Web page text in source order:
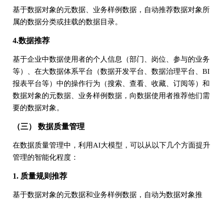
基于数据对象的元数据、业务样例数据，自动推荐数据对象所
属的数据分类或挂载的数据目录。
4.数据推荐
基于企业中数据使用者的个人信息（部门、岗位、参与的业务
等）、在大数据体系平台（数据开发平台、数据治理平台、BI
报表平台等）中的操作行为（搜索、查看、收藏、订阅等）和
数据对象的元数据、业务样例数据，向数据使用者推荐他们需
要的数据对象。
（三） 数据质量管理
在数据质量管理中，利用AI大模型，可以从以下几个方面提升
管理的智能化程度：
1. 质量规则推荐
基于数据对象的元数据和业务样例数据，自动为数据对象推